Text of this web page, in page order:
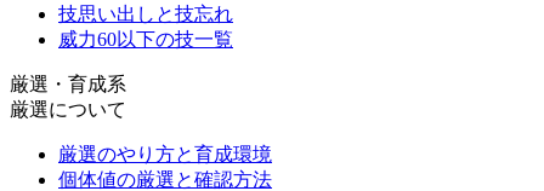
技思い出しと技忘れ
威力60以下の技一覧
厳選・育成系
厳選について
厳選のやり方と育成環境
個体値の厳選と確認方法